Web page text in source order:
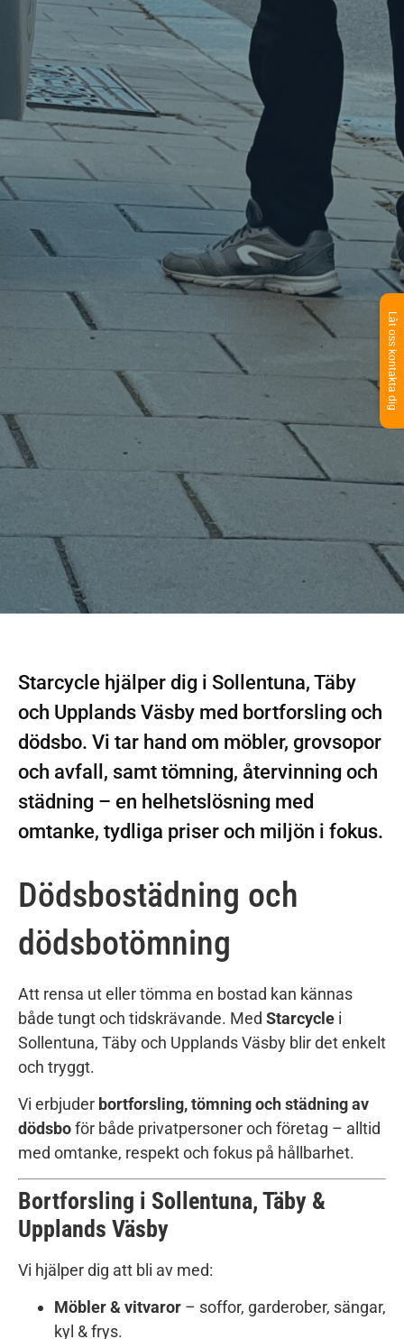
Starcycle hjälper dig i Sollentuna, Täby
och Upplands Väsby med bortforsling och
dödsbo. Vi tar hand om möbler, grovsopor
och avfall, samt tömning, återvinning och
städning – en helhetslösning med
omtanke, tydliga priser och miljön i fokus.
Dödsbostädning och
dödsbotömning
Att rensa ut eller tömma en bostad kan kännas
både tungt och tidskrävande. Med Starcycle i
Sollentuna, Täby och Upplands Väsby blir det enkelt
och tryggt.
Vi erbjuder bortforsling, tömning och städning av
dödsboför både privatpersoner och företag – alltid
med omtanke, respekt och fokus på hållbarhet.
Bortforsling i Sollentuna, Täby &
Upplands Väsby
Vi hjälper dig att bli av med:
Möbler & vitvaror – soffor, garderober, sängar,
kyl & frys.
Låt oss kontakta dig